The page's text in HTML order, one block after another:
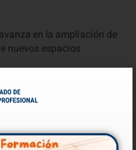
en la ampliación de
nuevos espacios